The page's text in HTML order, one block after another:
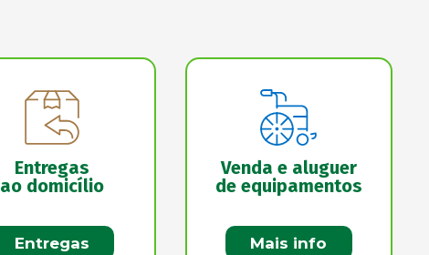
Entregas
ao domicílio
Entregas
Venda e aluguer
de equipamentos
Mais info